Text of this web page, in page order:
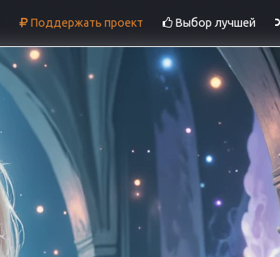
Поддержать проект Выбор лучшей